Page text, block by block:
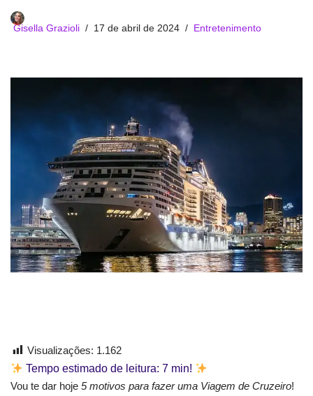
Gisella Grazioli 17 de abril de 2024 Entretenimento
Visualizações: 1.162
Tempo estimado de leitura:7 min!
Vou te dar hoje 5 motivos para fazer uma Viagem de Cruzeiro!